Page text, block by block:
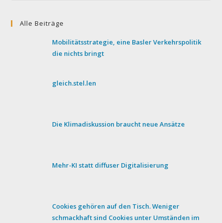
Alle Beiträge
Mobilitätsstrategie, eine Basler Verkehrspolitik
die nichts bringt
gleich.stel.len
Die Klimadiskussion braucht neue Ansätze
Mehr-KI statt diffuser Digitalisierung
Cookies gehören auf den Tisch. Weniger
schmackhaft sind Cookies unter Umständen im